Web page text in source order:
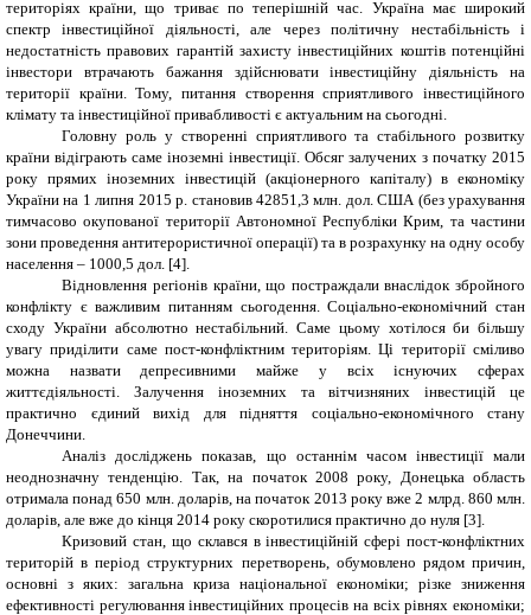
територіях країни, що триває по теперішній час. Україна має широкий
спектр інвестиційної діяльності, але через політичну нестабільність і
недостатність правових гарантій захисту інвестиційних коштів потенційні
інвестори втрачають бажання здійснювати інвестиційну діяльність на
території країни. Тому, питання створення сприятливого інвестиційного
клімату та інвестиційної привабливості є актуальним на сьогодні.
Головну роль у створенні сприятливого та стабільного розвитку
країни відіграють саме іноземні інвестиції. Обсяг залучених з початку 2015
року прямих іноземних інвестицій (акціонерного капіталу) в економіку
України на 1 липня 2015 р. становив 42851,3 млн. дол. США (без урахування
тимчасово окупованої території Автономної Республіки Крим, та частини
зони проведення антитерористичної операції) та в розрахунку на одну особу
населення – 1000,5 дол. [4].
Відновлення регіонів країни, що постраждали внаслідок збройного
конфлікту є важливим питанням сьогодення. Соціально-економічний стан
сходу України абсолютно нестабільний. Саме цьому хотілося би більшу
увагу приділити саме пост-конфліктним територіям. Ці території сміливо
можна назвати депресивними майже у всіх існуючих сферах
життєдіяльності. Залучення іноземних та вітчизняних інвестицій це
практично єдиний вихід для підняття соціально-економічного стану
Донеччини.
Аналіз досліджень показав, що останнім часом інвестиції мали
неоднозначну тенденцію. Так, на початок 2008 року, Донецька область
отримала понад 650 млн. доларів, на початок 2013 року вже 2 млрд. 860 млн.
доларів, але вже до кінця 2014 року скоротилися практично до нуля [3].
Кризовий стан, що склався в інвестиційній сфері пост-конфліктних
територій в період структурних перетворень, обумовлено рядом причин,
основні з яких: загальна криза національної економіки; різке зниження
ефективності регулювання інвестиційних процесів на всіх рівнях економіки;